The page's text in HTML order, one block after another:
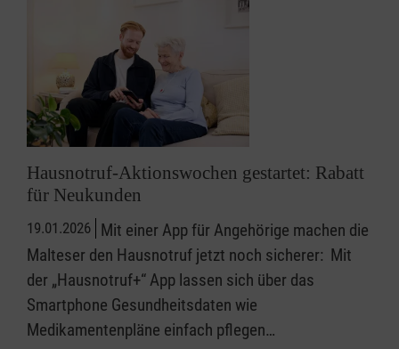
Hausnotruf-Aktionswochen gestartet: Rabatt
für Neukunden
19.01.2026 Mit einer App für Angehörige machen die
Malteser den Hausnotruf jetzt noch sicherer: Mit
der „Hausnotruf+“ App lassen sich über das
Smartphone Gesundheitsdaten wie
Medikamentenpläne einfach pflegen…